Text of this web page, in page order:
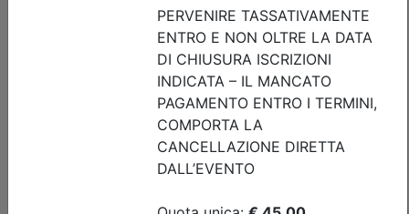
Posti disponibili: 0
Iscrizione